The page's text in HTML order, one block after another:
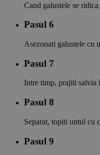
Cand galustele se
Pasul 6
Asezonati galustele cu
Pasul 7
Intre timp, prajiti salvia
Pasul 8
Separat, topiti untul cu
Pasul 9